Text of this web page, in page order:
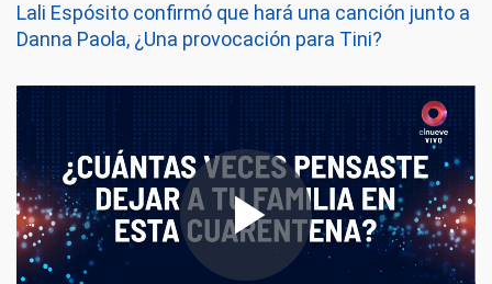
Lali Espósito confirmó que hará una canción junto a
Danna Paola, ¿Una provocación para Tini?